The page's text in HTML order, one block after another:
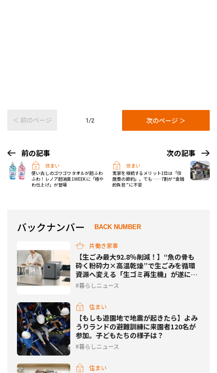
＜ 前のページ 1/2 次のページ ＞
前の記事
住まい
使い古しのゴワゴワタオルが超ふわ
ふわ！レノア超消臭1WEEKに「極や
わ仕上げ」が登場
次の記事
住まい
実家を相続するメリット1位は「住
居費の節約」。でも……7割が“金銭
的負担”に不安
バックナンバー BACK NUMBER
共働き家事
【生ごみ最大92.8％削減！】“魚の骨も
砕く粉砕力×高温乾燥”で生ごみを循環
資源へ変える「生ゴミ再生機」が遂に一
般発売開始
暮らしニュース
住まい
【もしも遊園地で地震が起きたら】よみ
うりランドの避難訓練に来園者120名が
参加。子どもたちの様子は？
暮らしニュース
住まい